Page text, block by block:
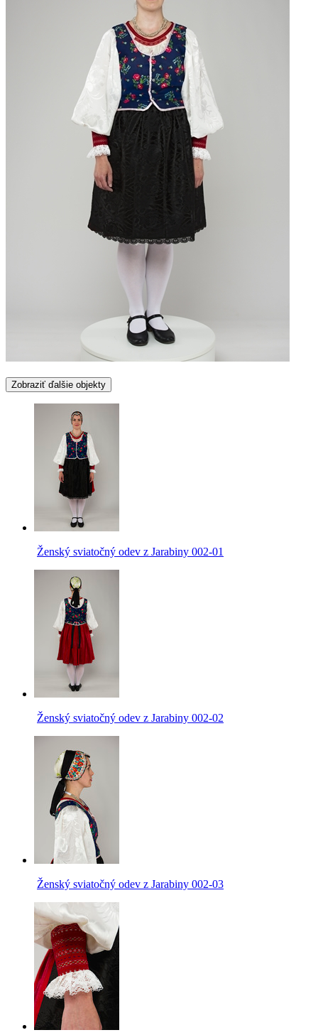
Zobraziť ďalšie objekty
Ženský sviatočný odev z Jarabiny 002-01
Ženský sviatočný odev z Jarabiny 002-02
Ženský sviatočný odev z Jarabiny 002-03